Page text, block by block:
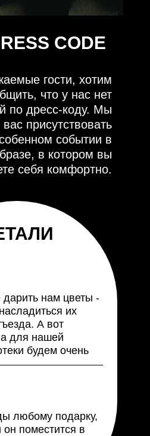
гости, хотим
что у нас нет
по дресс-коду. Мы
присутствовать
событии в
в котором вы
себя комфортно.
CODE
нам цветы -
их
А вот
для нашей
будем очень
любому подарку,
поместится в